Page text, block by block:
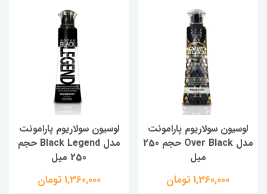
لوسیون سولاریوم پارامونت
مدل Over Black حجم 250
میل
1,360,000 تومان
لوسیون سولاریوم پارامونت
مدل Black Legend حجم
250 میل
1,360,000 تومان